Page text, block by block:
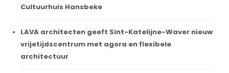
Cultuurhuis Hansbeke
LAVA architecten geeft Sint-Katelijne-Waver nieuw
vrijetijdscentrum met agora en flexibele
architectuur